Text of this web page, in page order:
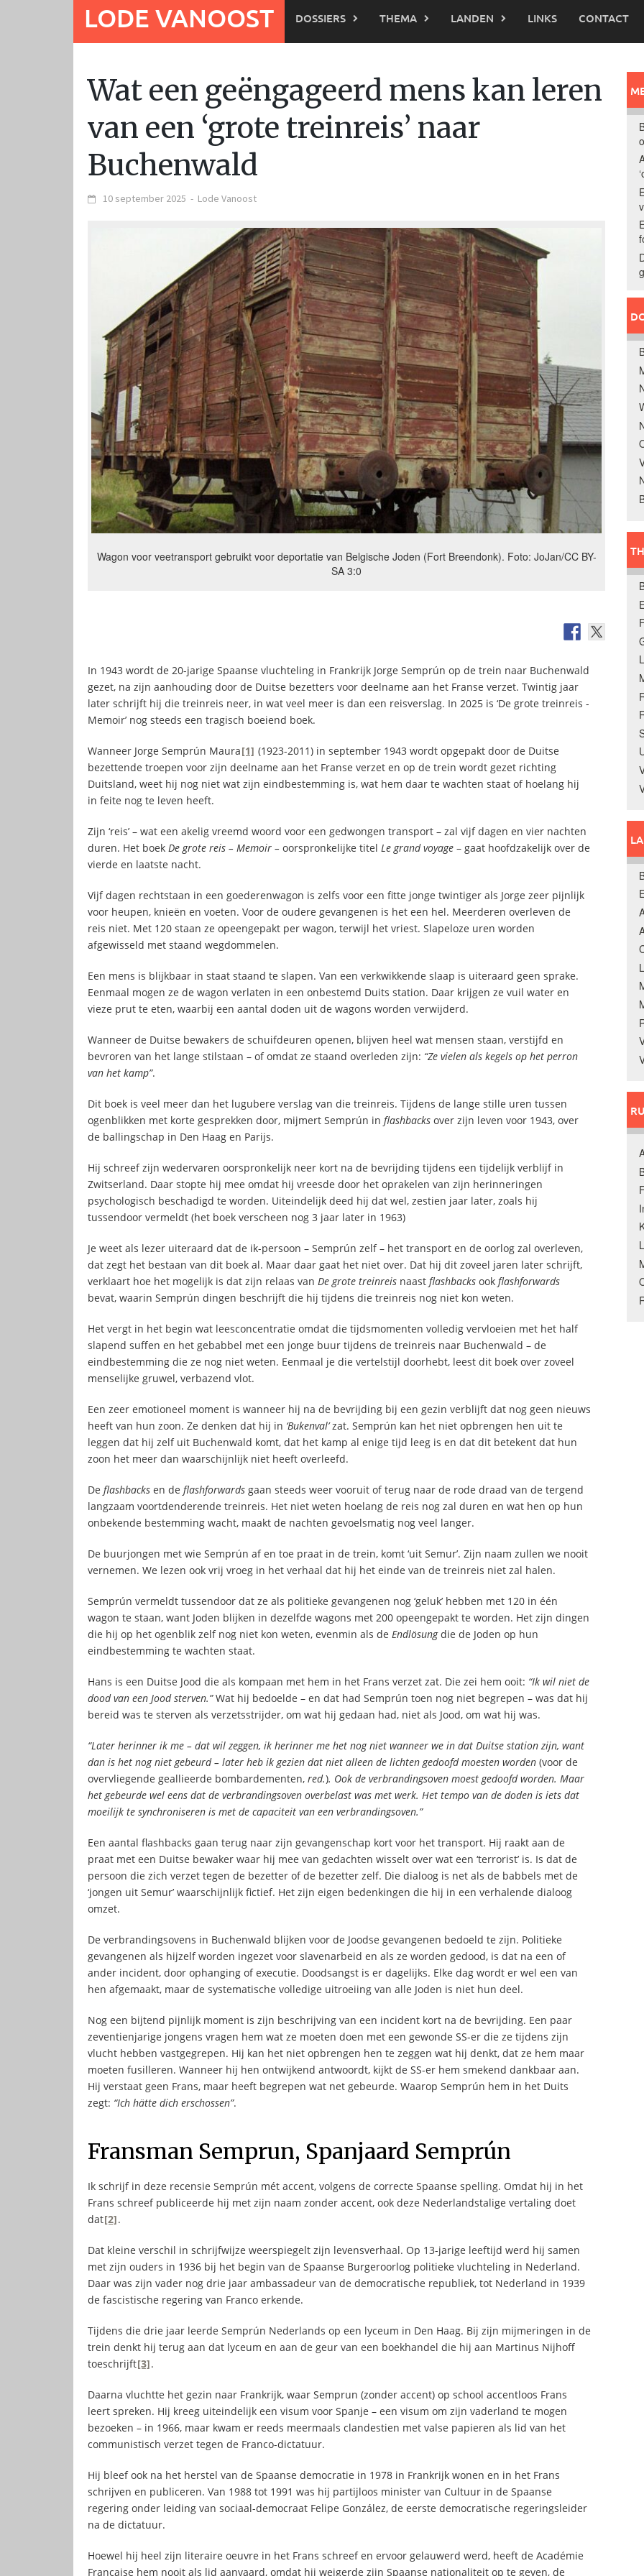
LODE VANOOST DOSSIERS THEMA LANDEN LINKS CONTACT
Wat een geëngageerd mens kan leren
van een ‘grote treinreis’ naar
Buchenwald
10 september 2025 - Lode Vanoost
Wagon voor veetransport gebruikt voor deportatie van Belgische Joden (Fort Breendonk). Foto: JoJan/CC BY-
SA 3:0
In 1943 wordt de 20-jarige Spaanse vluchteling in Frankrijk Jorge Semprún op de trein naar Buchenwald
gezet, na zijn aanhouding door de Duitse bezetters voor deelname aan het Franse verzet. Twintig jaar
later schrijft hij die treinreis neer, in wat veel meer is dan een reisverslag. In 2025 is ‘De grote treinreis -
Memoir’ nog steeds een tragisch boeiend boek.
Wanneer Jorge Semprún Maura[1] (1923-2011) in september 1943 wordt opgepakt door de Duitse
bezettende troepen voor zijn deelname aan het Franse verzet en op de trein wordt gezet richting
Duitsland, weet hij nog niet wat zijn eindbestemming is, wat hem daar te wachten staat of hoelang hij
in feite nog te leven heeft.
Zijn ‘reis’ – wat een akelig vreemd woord voor een gedwongen transport – zal vijf dagen en vier nachten
duren. Het boek De grote reis – Memoir – oorspronkelijke titel Le grand voyage – gaat hoofdzakelijk over de
vierde en laatste nacht.
Vijf dagen rechtstaan in een goederenwagon is zelfs voor een fitte jonge twintiger als Jorge zeer pijnlijk
voor heupen, knieën en voeten. Voor de oudere gevangenen is het een hel. Meerderen overleven de
reis niet. Met 120 staan ze opeengepakt per wagon, terwijl het vriest. Slapeloze uren worden
afgewisseld met staand wegdommelen.
Een mens is blijkbaar in staat staand te slapen. Van een verkwikkende slaap is uiteraard geen sprake.
Eenmaal mogen ze de wagon verlaten in een onbestemd Duits station. Daar krijgen ze vuil water en
vieze prut te eten, waarbij een aantal doden uit de wagons worden verwijderd.
Wanneer de Duitse bewakers de schuifdeuren openen, blijven heel wat mensen staan, verstijfd en
bevroren van het lange stilstaan – of omdat ze staand overleden zijn: “Ze vielen als kegels op het perron
van het kamp”.
Dit boek is veel meer dan het lugubere verslag van die treinreis. Tijdens de lange stille uren tussen
ogenblikken met korte gesprekken door, mijmert Semprún in flashbacks over zijn leven voor 1943, over
de ballingschap in Den Haag en Parijs.
Hij schreef zijn wedervaren oorspronkelijk neer kort na de bevrijding tijdens een tijdelijk verblijf in
Zwitserland. Daar stopte hij mee omdat hij vreesde door het oprakelen van zijn herinneringen
psychologisch beschadigd te worden. Uiteindelijk deed hij dat wel, zestien jaar later, zoals hij
tussendoor vermeldt (het boek verscheen nog 3 jaar later in 1963)
Je weet als lezer uiteraard dat de ik-persoon – Semprún zelf – het transport en de oorlog zal overleven,
dat zegt het bestaan van dit boek al. Maar daar gaat het niet over. Dat hij dit zoveel jaren later schrijft,
verklaart hoe het mogelijk is dat zijn relaas van De grote treinreis naast flashbacks ook flashforwards
bevat, waarin Semprún dingen beschrijft die hij tijdens die treinreis nog niet kon weten.
Het vergt in het begin wat leesconcentratie omdat die tijdsmomenten volledig vervloeien met het half
slapend suffen en het gebabbel met een jonge buur tijdens de treinreis naar Buchenwald – de
eindbestemming die ze nog niet weten. Eenmaal je die vertelstijl doorhebt, leest dit boek over zoveel
menselijke gruwel, verbazend vlot.
Een zeer emotioneel moment is wanneer hij na de bevrijding bij een gezin verblijft dat nog geen nieuws
heeft van hun zoon. Ze denken dat hij in ‘Bukenval’zat. Semprún kan het niet opbrengen hen uit te
leggen dat hij zelf uit Buchenwald komt, dat het kamp al enige tijd leeg is en dat dit betekent dat hun
zoon het meer dan waarschijnlijk niet heeft overleefd.
De flashbacks en de flashforwards gaan steeds weer vooruit of terug naar de rode draad van de tergend
langzaam voortdenderende treinreis. Het niet weten hoelang de reis nog zal duren en wat hen op hun
onbekende bestemming wacht, maakt de nachten gevoelsmatig nog veel langer.
De buurjongen met wie Semprún af en toe praat in de trein, komt ‘uit Semur’. Zijn naam zullen we nooit
vernemen. We lezen ook vrij vroeg in het verhaal dat hij het einde van de treinreis niet zal halen.
Semprún vermeldt tussendoor dat ze als politieke gevangenen nog ‘geluk’ hebben met 120 in één
wagon te staan, want Joden blijken in dezelfde wagons met 200 opeengepakt te worden. Het zijn dingen
die hij op het ogenblik zelf nog niet kon weten, evenmin als de Endlösungdie de Joden op hun
eindbestemming te wachten staat.
Hans is een Duitse Jood die als kompaan met hem in het Frans verzet zat. Die zei hem ooit: “Ik wil niet de
dood van een Jood sterven.”Wat hij bedoelde – en dat had Semprún toen nog niet begrepen – was dat hij
bereid was te sterven als verzetsstrijder, om wat hij gedaan had, niet als Jood, om wat hij was.
“Later herinner ik me – dat wil zeggen, ik herinner me het nog niet wanneer we in dat Duitse station zijn, want
dan is het nog niet gebeurd – later heb ik gezien dat niet alleen de lichten gedoofd moesten worden (voor de
overvliegende geallieerde bombardementen, red.). Ook de verbrandingsoven moest gedoofd worden. Maar
het gebeurde wel eens dat de verbrandingsoven overbelast was met werk. Het tempo van de doden is iets dat
moeilijk te synchroniseren is met de capaciteit van een verbrandingsoven.”
Een aantal flashbacks gaan terug naar zijn gevangenschap kort voor het transport. Hij raakt aan de
praat met een Duitse bewaker waar hij mee van gedachten wisselt over wat een ‘terrorist’ is. Is dat de
persoon die zich verzet tegen de bezetter of de bezetter zelf. Die dialoog is net als de babbels met de
‘jongen uit Semur’ waarschijnlijk fictief. Het zijn eigen bedenkingen die hij in een verhalende dialoog
omzet.
De verbrandingsovens in Buchenwald blijken voor de Joodse gevangenen bedoeld te zijn. Politieke
gevangenen als hijzelf worden ingezet voor slavenarbeid en als ze worden gedood, is dat na een of
ander incident, door ophanging of executie. Doodsangst is er dagelijks. Elke dag wordt er wel een van
hen afgemaakt, maar de systematische volledige uitroeiing van alle Joden is niet hun deel.
Nog een bijtend pijnlijk moment is zijn beschrijving van een incident kort na de bevrijding. Een paar
zeventienjarige jongens vragen hem wat ze moeten doen met een gewonde SS-er die ze tijdens zijn
vlucht hebben vastgegrepen. Hij kan het niet opbrengen hen te zeggen wat hij denkt, dat ze hem maar
moeten fusilleren. Wanneer hij hen ontwijkend antwoordt, kijkt de SS-er hem smekend dankbaar aan.
Hij verstaat geen Frans, maar heeft begrepen wat net gebeurde. Waarop Semprún hem in het Duits
zegt: “Ich hätte dich erschossen”.
Fransman Semprun, Spanjaard Semprún
Ik schrijf in deze recensie Semprún mét accent, volgens de correcte Spaanse spelling. Omdat hij in het
Frans schreef publiceerde hij met zijn naam zonder accent, ook deze Nederlandstalige vertaling doet
dat[2].
Dat kleine verschil in schrijfwijze weerspiegelt zijn levensverhaal. Op 13-jarige leeftijd werd hij samen
met zijn ouders in 1936 bij het begin van de Spaanse Burgeroorlog politieke vluchteling in Nederland.
Daar was zijn vader nog drie jaar ambassadeur van de democratische republiek, tot Nederland in 1939
de fascistische regering van Franco erkende.
Tijdens die drie jaar leerde Semprún Nederlands op een lyceum in Den Haag. Bij zijn mijmeringen in de
trein denkt hij terug aan dat lyceum en aan de geur van een boekhandel die hij aan Martinus Nijhoff
toeschrijft[3].
Daarna vluchtte het gezin naar Frankrijk, waar Semprun (zonder accent) op school accentloos Frans
leert spreken. Hij kreeg uiteindelijk een visum voor Spanje – een visum om zijn vaderland te mogen
bezoeken – in 1966, maar kwam er reeds meermaals clandestien met valse papieren als lid van het
communistisch verzet tegen de Franco-dictatuur.
Hij bleef ook na het herstel van de Spaanse democratie in 1978 in Frankrijk wonen en in het Frans
schrijven en publiceren. Van 1988 tot 1991 was hij partijloos minister van Cultuur in de Spaanse
regering onder leiding van sociaal-democraat Felipe González, de eerste democratische regeringsleider
na de dictatuur.
Hoewel hij heel zijn literaire oeuvre in het Frans schreef en ervoor gelauwerd werd, heeft de Académie
Française hem nooit als lid aanvaard, omdat hij weigerde zijn Spaanse nationaliteit op te geven, de